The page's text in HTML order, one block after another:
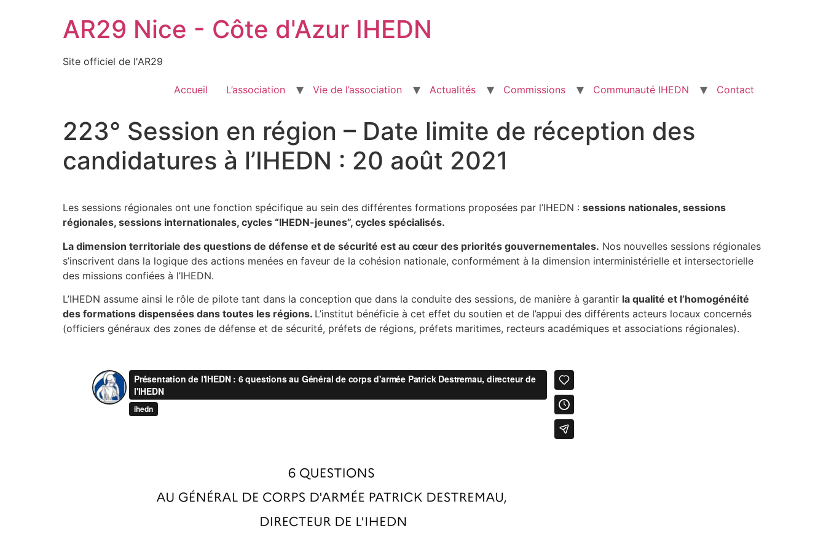
AR29 Nice - Côte d'Azur IHEDN
Site officiel de l'AR29
Accueil L’association Vie de l’association Actualités Commissions Communauté IHEDN Contact
223° Session en région – Date limite de réception des
candidatures à l’IHEDN : 20 août 2021
Les sessions régionales ont une fonction spécifique au sein des différentes formations proposées par l’IHEDN : sessions nationales, sessions
régionales, sessions internationales, cycles “IHEDN-jeunes”, cycles spécialisés.
La dimension territoriale des questions de défense et de sécurité est au cœur des priorités gouvernementales. Nos nouvelles sessions régionales
s’inscrivent dans la logique des actions menées en faveur de la cohésion nationale, conformément à la dimension interministérielle et intersectorielle
des missions confiées à l’IHEDN.
L’IHEDN assume ainsi le rôle de pilote tant dans la conception que dans la conduite des sessions, de manière à garantir la qualité et l’homogénéité
des formations dispensées dans toutes les régions. L’institut bénéficie à cet effet du soutien et de l’appui des différents acteurs locaux concernés
(officiers généraux des zones de défense et de sécurité, préfets de régions, préfets maritimes, recteurs académiques et associations régionales).